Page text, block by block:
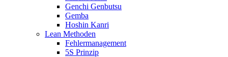
Genchi Genbutsu
Gemba
Hoshin Kanri
Lean Methoden
Fehlermanagement
5S Prinzip